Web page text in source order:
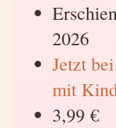
2026
Jetzt
mit
3,99 €